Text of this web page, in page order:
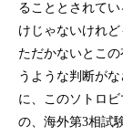
ることとされて
けじゃないけれ
ただかないとこ
うような判断が
に、このソトロ
の、海外第3相試